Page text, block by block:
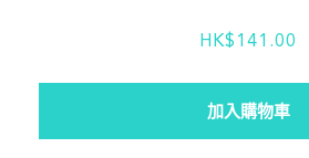
HK$141.00